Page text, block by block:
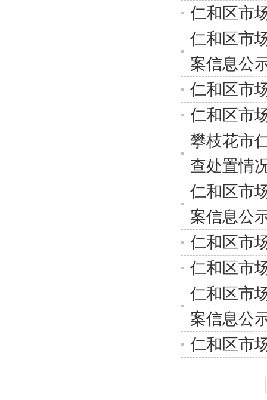
仁和区市
仁和区市
案信息公
仁和区市
仁和区市
攀枝花市
查处置情
仁和区市
案信息公
仁和区市
仁和区市
仁和区市
案信息公
仁和区市